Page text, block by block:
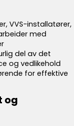
VVS-installatører,
med
del av det
og vedlikehold
for effektive
og